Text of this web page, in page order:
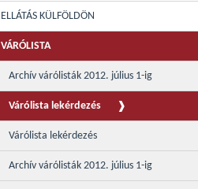
ELLÁTÁS KÜLFÖLDÖN
VÁRÓLISTA
Archív várólisták 2012. július 1-ig
Várólista lekérdezés
Várólista lekérdezés
Archív várólisták 2012. július 1-ig